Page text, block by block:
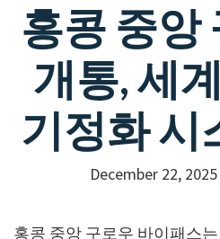
홍콩 중앙
개통, 세
기정화 시
December 22,
홍콩 중앙 구로우 바이패스